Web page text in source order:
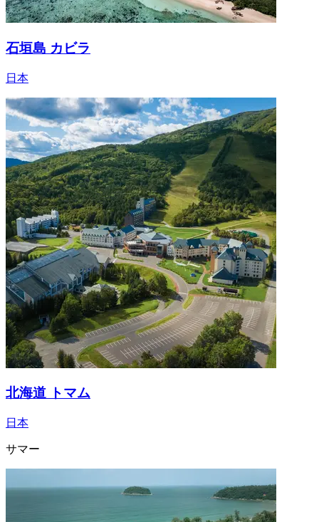
石垣島 カビラ
日本
北海道 トマム
日本
サマー